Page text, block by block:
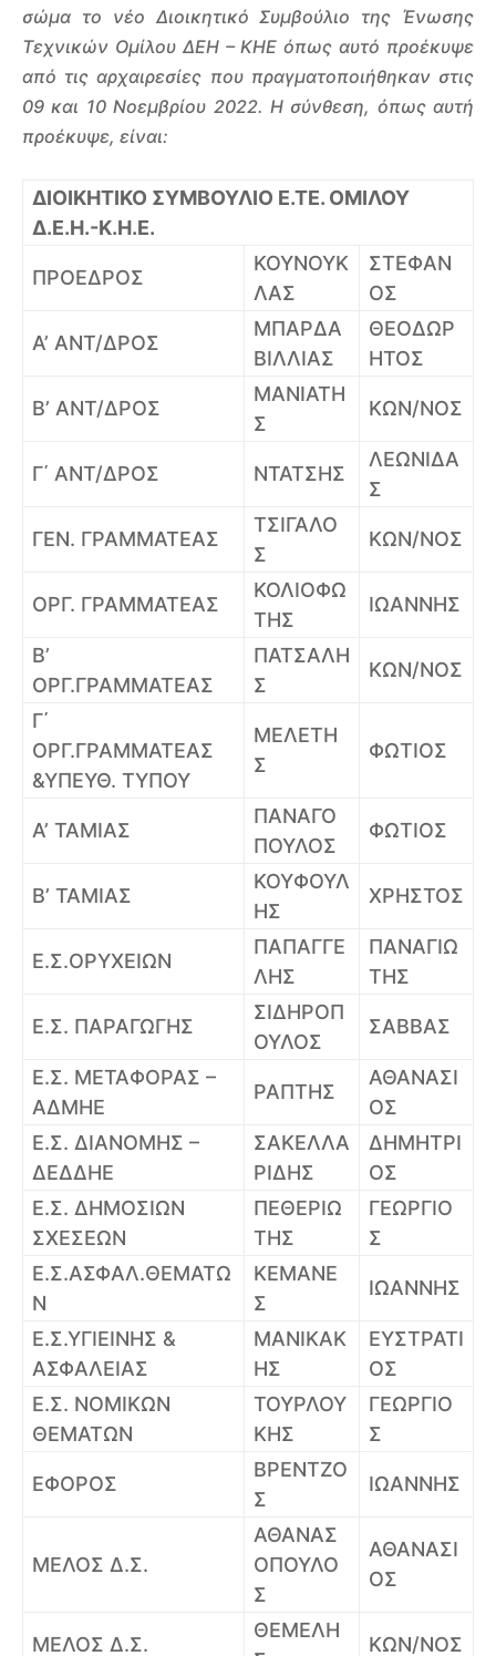
σώμα το νέο Διοικητικό Συμβούλιο της Ένωσης
Τεχνικών Ομίλου ΔΕΗ – ΚΗΕ όπως αυτό προέκυψε
από τις αρχαιρεσίες που πραγματοποιήθηκαν στις
09 και 10 Νοεμβρίου 2022. Η σύνθεση, όπως αυτή
προέκυψε, είναι:
ΔΙΟΙΚΗΤΙΚΟ ΣΥΜΒΟΥΛΙΟ Ε.ΤΕ. ΟΜΙΛΟΥ
Δ.Ε.Η.-Κ.Η.Ε.
ΠΡΟΕΔΡΟΣ
ΚΟΥΝΟΥΚ
ΛΑΣ
ΣΤΕΦΑΝ
ΟΣ
Α’ ΑΝΤ/ΔΡΟΣ
ΜΠΑΡΔΑ
ΒΙΛΛΙΑΣ
ΘΕΟΔΩΡ
ΗΤΟΣ
Β’ ΑΝΤ/ΔΡΟΣ
ΜΑΝΙΑΤΗ
Σ
ΚΩΝ/ΝΟΣ
Γ΄ ΑΝΤ/ΔΡΟΣ ΝΤΑΤΣΗΣ
ΛΕΩΝΙΔΑ
Σ
ΓΕΝ. ΓΡΑΜΜΑΤΕΑΣ
ΤΣΙΓΑΛΟ
Σ
ΚΩΝ/ΝΟΣ
ΟΡΓ. ΓΡΑΜΜΑΤΕΑΣ
ΚΟΛΙΟΦΩ
ΤΗΣ
ΙΩΑΝΝΗΣ
Β’
ΟΡΓ.ΓΡΑΜΜΑΤΕΑΣ
ΠΑΤΣΑΛΗ
Σ
ΚΩΝ/ΝΟΣ
Γ΄
ΟΡΓ.ΓΡΑΜΜΑΤΕΑΣ
&ΥΠΕΥΘ. ΤΥΠΟΥ
ΜΕΛΕΤΗ
Σ
ΦΩΤΙΟΣ
Α’ ΤΑΜΙΑΣ
ΠΑΝΑΓΟ
ΠΟΥΛΟΣ
ΦΩΤΙΟΣ
Β’ ΤΑΜΙΑΣ
ΚΟΥΦΟΥΛ
ΗΣ
ΧΡΗΣΤΟΣ
Ε.Σ.ΟΡΥΧΕΙΩΝ
ΠΑΠΑΓΓΕ
ΛΗΣ
ΠΑΝΑΓΙΩ
ΤΗΣ
Ε.Σ. ΠΑΡΑΓΩΓΗΣ
ΣΙΔΗΡΟΠ
ΟΥΛΟΣ
ΣΑΒΒΑΣ
Ε.Σ. ΜΕΤΑΦΟΡΑΣ –
ΑΔΜΗΕ
ΡΑΠΤΗΣ
ΑΘΑΝΑΣΙ
ΟΣ
Ε.Σ. ΔΙΑΝΟΜΗΣ –
ΔΕΔΔΗΕ
ΣΑΚΕΛΛΑ
ΡΙΔΗΣ
ΔΗΜΗΤΡΙ
ΟΣ
Ε.Σ. ΔΗΜΟΣΙΩΝ
ΣΧΕΣΕΩΝ
ΠΕΘΕΡΙΩ
ΤΗΣ
ΓΕΩΡΓΙΟ
Σ
Ε.Σ.ΑΣΦΑΛ.ΘΕΜΑΤΩ
Ν
ΚΕΜΑΝΕ
Σ
ΙΩΑΝΝΗΣ
Ε.Σ.ΥΓΙΕΙΝΗΣ &
ΑΣΦΑΛΕΙΑΣ
ΜΑΝΙΚΑΚ
ΗΣ
ΕΥΣΤΡΑΤΙ
ΟΣ
Ε.Σ. ΝΟΜΙΚΩΝ
ΘΕΜΑΤΩΝ
ΤΟΥΡΛΟΥ
ΚΗΣ
ΓΕΩΡΓΙΟ
Σ
ΕΦΟΡΟΣ
ΒΡΕΝΤΖΟ
Σ
ΙΩΑΝΝΗΣ
ΜΕΛΟΣ Δ.Σ.
ΑΘΑΝΑΣ
ΟΠΟΥΛΟ
Σ
ΑΘΑΝΑΣΙ
ΟΣ
ΜΕΛΟΣ Δ.Σ.
ΘΕΜΕΛΗ
ΚΩΝ/ΝΟΣ